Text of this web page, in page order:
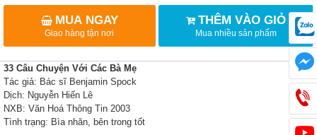
MUA NGAY
Giao hàng tận nơi
THÊM VÀO GIỎ
Mua nhiều sản phẩm
33 Câu Chuyện Với Các Bà Mẹ
Tác giả: Bác sĩ Benjamin Spock
Dịch: Nguyễn Hiến Lê
NXB: Văn Hoá Thông Tin 2003
Tình trạng: Bìa nhăn, bên trong tốt